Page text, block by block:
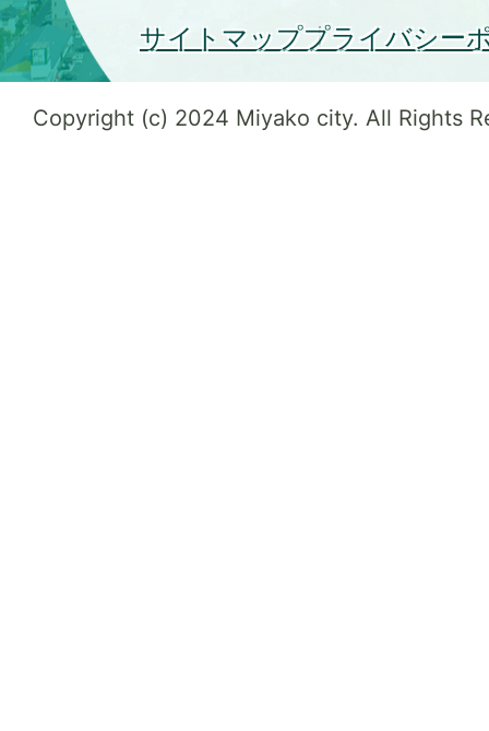
サイトマッププライバシー
Copyright (c) 2024 Miyako city. All Rights